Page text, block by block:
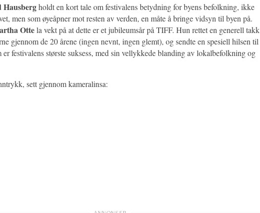
holdt en kort tale om festivalens betydning for byens befolkning, ikke
men som øyeåpner mot resten av verden, en måte å bringe vidsyn til byen på.
Ottela vekt på at dette er et jubileumsår på TIFF. Hun rettet en generell takk
gjennom de 20 årene (ingen nevnt, ingen glemt), og sendte en spesiell hilsen til
festivalens største suksess, med sin vellykkede blanding av lokalbefolkning og
sett gjennom kameralinsa: